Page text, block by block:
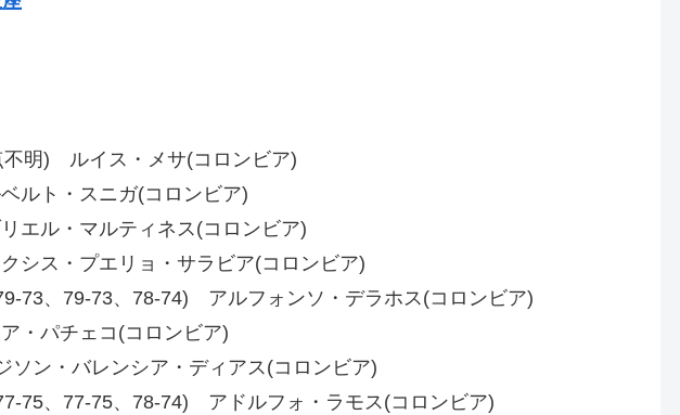
明) ルイス・メサ(コロンビア)
ト・スニガ(コロンビア)
ル・マルティネス(コロンビア)
ス・プエリョ・サラビア(コロンビア)
73、79-73、78-74) アルフォンソ・デラホス(コロンビア)
パチェコ(コロンビア)
ン・バレンシア・ディアス(コロンビア)
75、77-75、78-74) アドルフォ・ラモス(コロンビア)